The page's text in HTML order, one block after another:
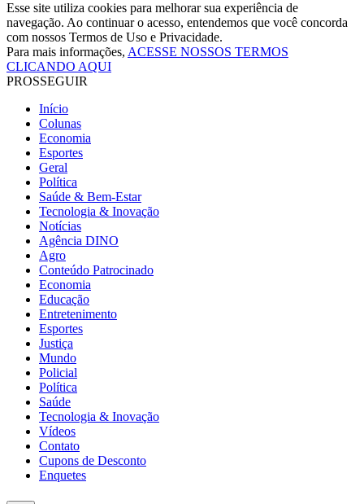
Esse site utiliza cookies para melhorar sua experiência de
navegação. Ao continuar o acesso, entendemos que você concorda
com nossos Termos de Uso e Privacidade.
Para mais informações, ACESSE NOSSOS TERMOS
CLICANDO AQUI
PROSSEGUIR
Início
Colunas
Economia
Esportes
Geral
Política
Saúde & Bem-Estar
Tecnologia & Inovação
Notícias
Agência DINO
Agro
Conteúdo Patrocinado
Economia
Educação
Entretenimento
Esportes
Justiça
Mundo
Policial
Política
Saúde
Tecnologia & Inovação
Vídeos
Contato
Cupons de Desconto
Enquetes